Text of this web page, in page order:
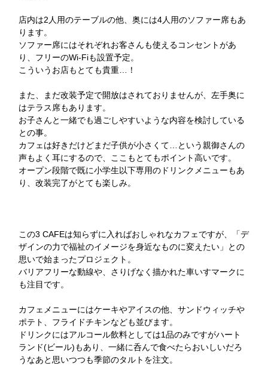
店内は2人用のテーブルの他、奥には4人用のソファー席もあ
ります。
ソファー席にはそれぞれお客さんも使えるコンセントがあ
り、フリーのWi-Fiも設置予定。
こういうお店もとても貴重…！
また、まだ改装予定で開放はされておりませんが、左手奥に
はテラス席もあります。
お子さんと一緒でも過ごしやすいような内容を検討している
との事。
カフェは好きだけどまだ子供が小さくて…という親御さんの
声もよく耳にするので、ここもとてもポイント高いです。
オープン段階で既に小学生以下専用のドリンクメニューもあ
り、改装完了がとても楽しみ。
この3 CAFEは知らずに入ればおしゃれなカフェですが、「デ
ザインの力で福祉のイメージを身近なものに変えたい」との
思いで始まったプロジェクト。
バリアフリーな動線や、さりげなく描かれた車いすマークに
も注目です。
カフェメニューにはケーキやアイスの他、サンドウィッチや
ポテト、フライドチキンなども並びます。
ドリンクにはアルコール飲料としては1品のみですがハート
ランド(ビール)もあり、一緒に呑んで食べたらおいしいだろ
うなあと思いつつも季節のタルトを注文。